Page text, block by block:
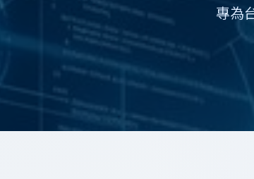
專為